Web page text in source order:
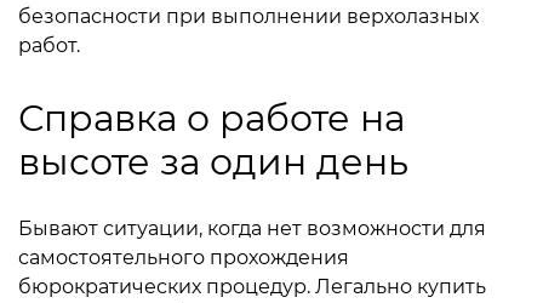
безопасности при выполнении верхолазных
работ.
Справка о работе на
высоте за один день
Бывают ситуации, когда нет возможности для
самостоятельного прохождения
бюрократических процедур. Легально купить